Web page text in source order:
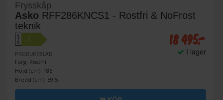
Frysskåp
Asko RFF286KNCS1 - Rostfri & NoFrost
teknik
A
↑
G
C
PRODUKTBLAD
Färg: Rostfri
Höjd (cm): 186
Bredd (cm): 59.5
18 495:-
I lager